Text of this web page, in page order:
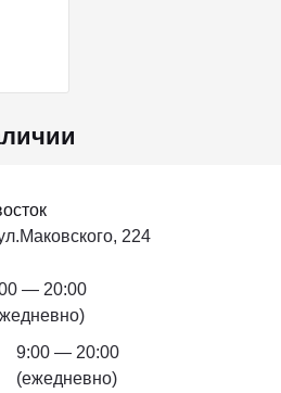
224
— 20:00
9:00 — 20:00
(ежедневно)